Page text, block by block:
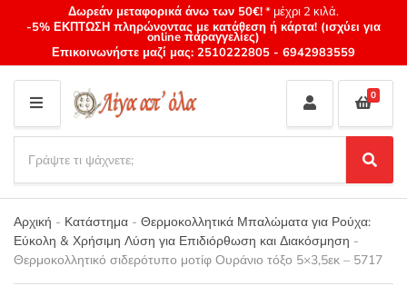
Δωρεάν μεταφορικά άνω των 50€!* μέχρι 2 κιλά.
-5% ΕΚΠΤΩΣΗ πληρώνοντας με κατάθεση ή κάρτα! (ισχύει για
online παραγγελίες)
Επικοινωνήστε μαζί μας: 2510222805 - 6942983559
M
E
N
U
Category
name
a
r
c
h
p
r
S
e
a
r
h
0
Αρχική - Κατάστημα - Θερμοκολλητικά Μπαλώματα για Ρούχα:
Εύκολη & Χρήσιμη Λύση για Επιδιόρθωση και Διακόσμηση -
Θερμοκολλητικό σιδερότυπο μοτίφ Ουράνιο τόξο 5×3,5εκ – 5717